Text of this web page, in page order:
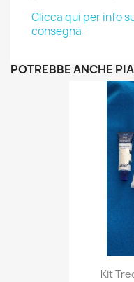
Clicca qui per info
consegna
POTREBBE ANCHE
Kit